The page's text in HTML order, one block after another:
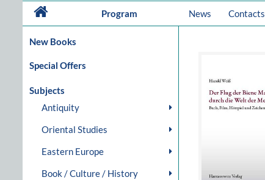
Program News Contacts
New Books
Special Offers
Subjects
Antiquity
Oriental Studies
Eastern Europe
Book / Culture / History